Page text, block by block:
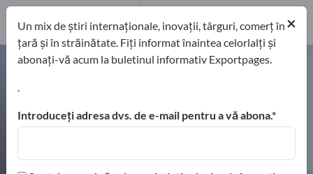
Cântare de numărare – găsiți
producători și furnizori
exportatori Producători
×
Un mix de știri internaționale, inovații, târguri, comerț în
țară și în străinătate. Fiți informat înaintea celorlalți și
abonați-vă acum la buletinul informativ Exportpages.
.
Introduceți adresa dvs. de e-mail pentru a vă abona.